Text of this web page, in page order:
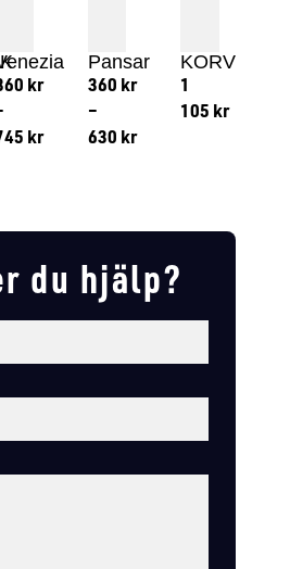
kr
kr
Pansar
360 kr
–
630 kr
KORV
1
105 kr
du hjälp?